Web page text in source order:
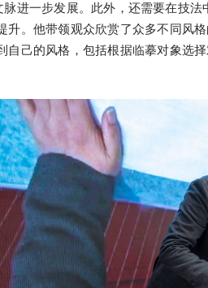
脉进一步发展。此外，还需要在技
升。他带领观众欣赏了众多不同风
自己的风格，包括根据临摹对象选